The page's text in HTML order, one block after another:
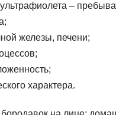
–
железы, печени;
характера.